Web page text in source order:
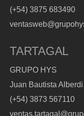
(+54) 3875 683490
TARTAGAL
GRUPO HYS
Juan Bautista
(+54) 3873 567110